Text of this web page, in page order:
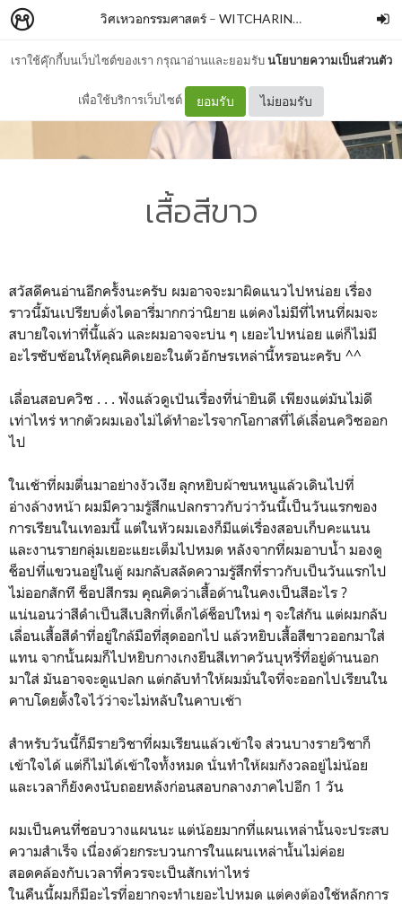
เราใช้คุ๊กกี้บนเว็บไซต์ของเรา กรุณาอ่านและยอมรับนโยบายความเป็นส่วนตัว
เพื่อใช้บริการเว็บไซต์ ยอมรับ ไม่ยอมรับ
วิศเหวอกรรมศาสตร์ – WITCHARIN NIRANAMKUL
เสื้อสีขาว
สวัสดีคนอ่านอีกครั้งนะครับ ผมอาจจะมาผิดแนวไปหน่อย เรื่อง
ราวนี้มันเปรียบดั่งไดอารี่มากกว่านิยาย แต่คงไม่มีที่ไหนที่ผมจะ
สบายใจเท่าที่นี้แล้ว และผมอาจจะบ่น ๆ เยอะไปหน่อย แต่ก็ไม่มี
อะไรซับซ้อนให้คุณคิดเยอะในตัวอักษรเหล่านี้หรอนะครับ ^^
เลื่อนสอบควิซ . . . ฟังแล้วดูเป้นเรื่องที่น่ายินดี เพียงแต่มันไม่ดี
เท่าไหร่ หากตัวผมเองไม่ได้ทำอะไรจากโอกาสที่ได้เลื่อนควิซออก
ไป
ในเช้าที่ผมตื่นมาอย่างงัวเงีย ลุกหยิบผ้าขนหนูแล้วเดินไปที่
อ่างล้างหน้า ผมมีความรู้สึกแปลกราวกับว่าวันนี้เป็นวันแรกของ
การเรียนในเทอมนี้ แต่ในหัวผมเองก็มีแต่เรื่องสอบเก็บคะแนน
และงานรายกลุ่มเยอะแยะเต็มไปหมด หลังจากที่ผมอาบน้ำ มองดู
ช็อปที่แขวนอยู่ในตู้ ผมกลับสลัดความรู้สึกที่ราวกับเป็นวันแรกไป
ไม่ออกสักที ช็อปสีกรม คุณคิดว่าเสื้อด้านในคงเป็นสีอะไร ?
แน่นอนว่าสีดำเป็นสีเบสิกที่เด็กได้ช็อปใหม่ ๆ จะใส่กัน แต่ผมกลับ
เลื่อนเสื้อสีดำที่อยู่ใกล้มือที่สุดออกไป แล้วหยิบเสื้อสีขาวออกมาใส่
แทน จากนั้นผมก็ไปหยิบกางเกงยีนสีเทาควันบุหรี่ที่อยู่ด้านนอก
มาใส่ มันอาจจะดูแปลก แต่กลับทำให้ผมมั่นใจที่จะออกไปเรียนใน
คาบโดยตั้งใจไว้ว่าจะไม่หลับในคาบเช้า
สำหรับวันนี้ก็มีรายวิชาที่ผมเรียนแล้วเข้าใจ ส่วนบางรายวิชาก็
เข้าใจได้ แต่ก็ไม่ได้เข้าใจทั้งหมด นั่นทำให้ผมกังวลอยู่ไม่น้อย
และเวลาก็ยังคงนับถอยหลังก่อนสอบกลางภาคไปอีก 1 วัน
ผมเป็นคนที่ชอบวางแผนนะ แต่น้อยมากที่แผนเหล่านั้นจะประสบ
ความสำเร็จ เนื่องด้วยกระบวนการในแผนเหล่านั้นไม่ค่อย
สอดคล้องกับเวลาที่ควรจะเป็นสักเท่าไหร่
ในคืนนี้ผมก็มีอะไรที่อยากจะทำเยอะไปหมด แต่คงต้องใช้หลักการ